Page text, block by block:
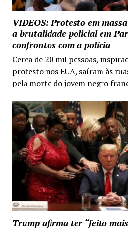
VIDEOS: Protesto em
a brutalidade policial em
confrontos com a polícia
Cerca de 20 mil pessoas,
protesto nos EUA, saíram às
pela morte do jovem negro
Trump afirma ter “feito